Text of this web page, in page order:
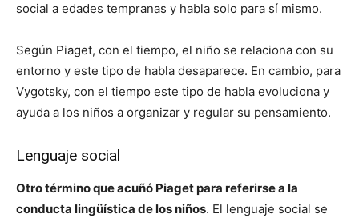
social a edades tempranas y habla solo para sí mismo.
Según Piaget, con el tiempo, el niño se relaciona con su
entorno y este tipo de habla desaparece. En cambio, para
Vygotsky, con el tiempo este tipo de habla evoluciona y
ayuda a los niños a organizar y regular su pensamiento.
Lenguaje social
Otro término que acuñó Piaget para referirse a la
conducta lingüística de los niños. El lenguaje social se